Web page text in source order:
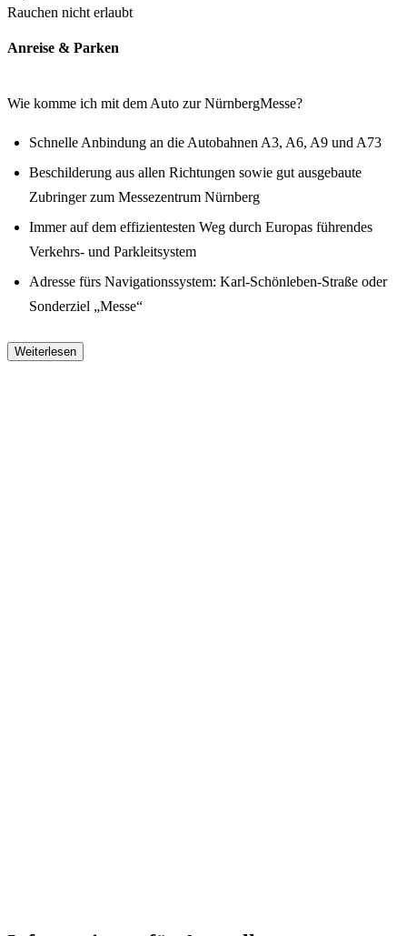
Rauchen nicht erlaubt
Anreise & Parken
Wie komme ich mit dem Auto zur NürnbergMesse?
Schnelle Anbindung an die Autobahnen A3, A6, A9 und A73
Beschilderung aus allen Richtungen sowie gut ausgebaute
Zubringer zum Messezentrum Nürnberg
Immer auf dem effizientesten Weg durch Europas führendes
Verkehrs- und Parkleitsystem
Adresse fürs Navigationssystem: Karl-Schönleben-Straße oder
Sonderziel „Messe“
Weiterlesen